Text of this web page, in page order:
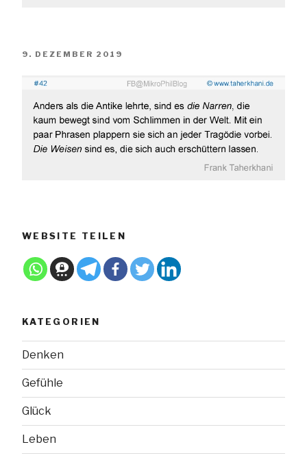
VERÖFFENTLICHT
9. DEZEMBER 2019
WEBSITE TEILEN
KATEGORIEN
Denken
Gefühle
Glück
Leben